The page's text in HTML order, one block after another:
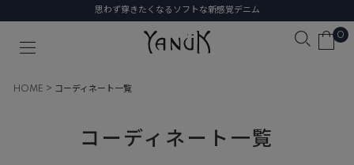
思わず穿きたくなるソフトな新感覚デニム
0
HOME コーディネート一覧
コーディネート一覧